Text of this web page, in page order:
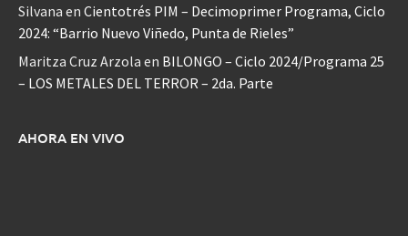
Silvana en Cientotrés PIM – Decimoprimer Programa, Ciclo
2024: “Barrio Nuevo Viñedo, Punta de Rieles”
Maritza Cruz Arzola en BILONGO – Ciclo 2024/Programa 25
– LOS METALES DEL TERROR – 2da. Parte
AHORA EN VIVO